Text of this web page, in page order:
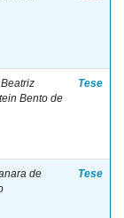
Bento de
Tese
de
Tese